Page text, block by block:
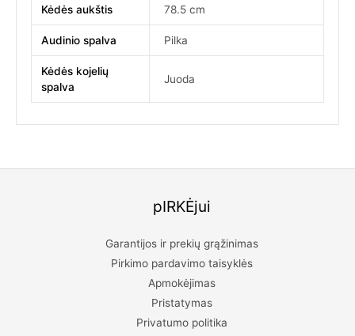
Kėdės aukštis 78.5 cm
Audinio spalva Pilka
Kėdės kojelių
spalva
Juoda
pIRKĖjui
Garantijos ir prekių grąžinimas
Pirkimo pardavimo taisyklės
Apmokėjimas
Pristatymas
Privatumo politika